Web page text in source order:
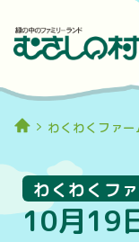
わくわくファ
10月19
わくわくフ